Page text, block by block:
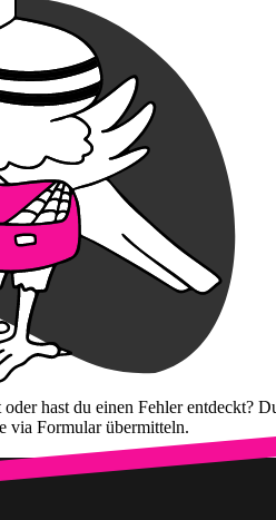
hast du einen Fehler entdeckt?
via Formular übermitteln.